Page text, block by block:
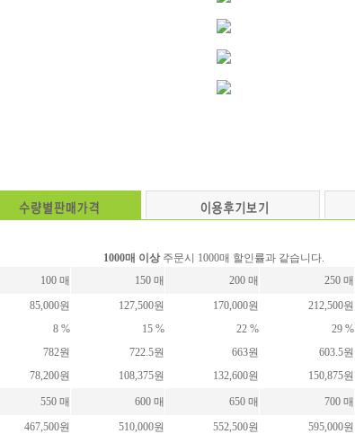
1000매 이상주문시 1000매 할인률과 같습니다.
100 매 150 매 200 매 250 매
85,000원 127,500원 170,000원 212,500원
8 % 15 % 22 % 29 %
782원 722.5원 663원 603.5원
78,200원 108,375원 132,600원 150,875원
550 매 600 매 650 매 700 매
467,500원 510,000원 552,500원 595,000원